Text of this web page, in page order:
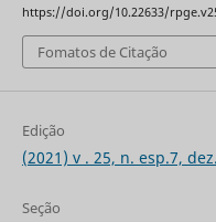
https://doi.org/10.22633/
Fomatos de Citação
Edição
(2021) v . 25, n. esp.7, dez.
Seção